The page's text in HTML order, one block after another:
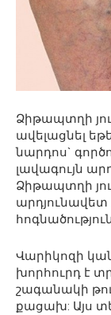
Ձիթապտղի
ավելացնել
նարդոս`
լավագույն
Ձիթապտղի
արդյունավետ
Վարիկոզի
խորհուրդ է
շագանակի
քացախ: Այս